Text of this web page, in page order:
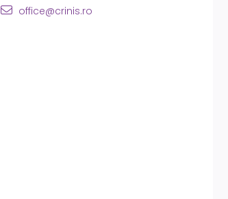
office@crinis.ro